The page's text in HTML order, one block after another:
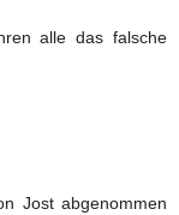
alle das falsche
Jost abgenommen